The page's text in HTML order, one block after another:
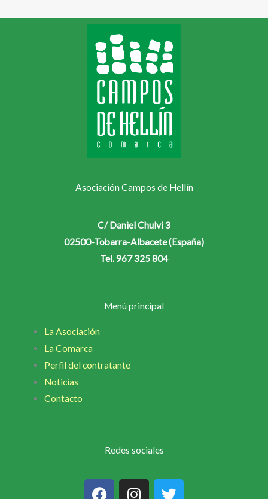
Asociación Campos de Hellín
C/ Daniel Chulvi 3
02500-Tobarra-Albacete (España)
Tel. 967 325 804
Menú principal
La Asociación
La Comarca
Perfil del contratante
Noticias
Contacto
Redes sociales
a
n
w